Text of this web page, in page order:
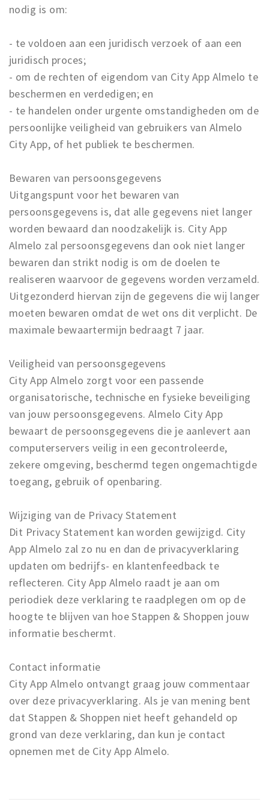
nodig is om:
- te voldoen aan een juridisch verzoek of aan een
juridisch proces;
- om de rechten of eigendom van City App Almelo te
beschermen en verdedigen; en
- te handelen onder urgente omstandigheden om de
persoonlijke veiligheid van gebruikers van Almelo
City App, of het publiek te beschermen.
Bewaren van persoonsgegevens
Uitgangspunt voor het bewaren van
persoonsgegevens is, dat alle gegevens niet langer
worden bewaard dan noodzakelijk is. City App
Almelo zal persoonsgegevens dan ook niet langer
bewaren dan strikt nodig is om de doelen te
realiseren waarvoor de gegevens worden verzameld.
Uitgezonderd hiervan zijn de gegevens die wij langer
moeten bewaren omdat de wet ons dit verplicht. De
maximale bewaartermijn bedraagt 7 jaar.
Veiligheid van persoonsgegevens
City App Almelo zorgt voor een passende
organisatorische, technische en fysieke beveiliging
van jouw persoonsgegevens. Almelo City App
bewaart de persoonsgegevens die je aanlevert aan
computerservers veilig in een gecontroleerde,
zekere omgeving, beschermd tegen ongemachtigde
toegang, gebruik of openbaring.
Wijziging van de Privacy Statement
Dit Privacy Statement kan worden gewijzigd. City
App Almelo zal zo nu en dan de privacyverklaring
updaten om bedrijfs- en klantenfeedback te
reflecteren. City App Almelo raadt je aan om
periodiek deze verklaring te raadplegen om op de
hoogte te blijven van hoe Stappen & Shoppen jouw
informatie beschermt.
Contact informatie
City App Almelo ontvangt graag jouw commentaar
over deze privacyverklaring. Als je van mening bent
dat Stappen & Shoppen niet heeft gehandeld op
grond van deze verklaring, dan kun je contact
opnemen met de City App Almelo.